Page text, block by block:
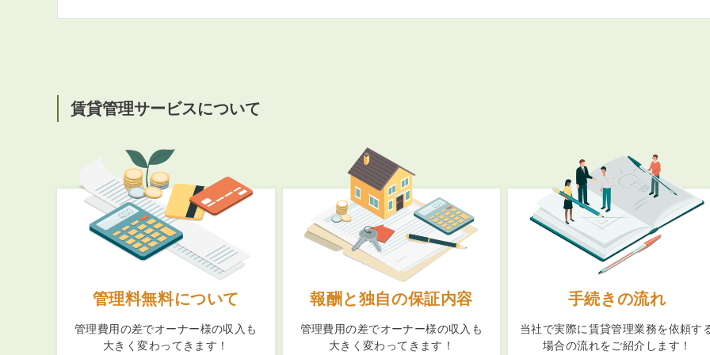
賃貸管理サービスについて
管理料無料について
管理費用の差でオーナー様の収入も
大きく変わってきます！
報酬と独自の保証内容
管理費用の差でオーナー様の収入も
大きく変わってきます！
手続きの流れ
当社で実際に賃貸管理業務を依頼す
場合の流れをご紹介します！